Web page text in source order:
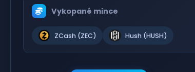
Vykopané mince
ZCash (ZEC) Hush (HUSH)